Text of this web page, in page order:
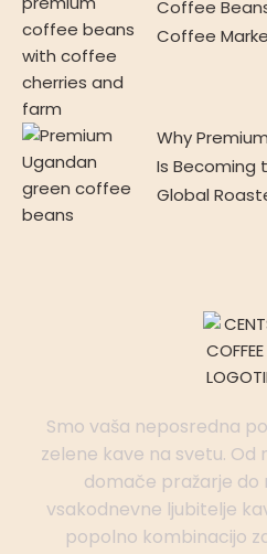
Coffee
Coffee
Why
Is Becoming
Global
Smo vaša neposredna
zelene kave na svetu.
domače pražarje do
vsakodnevne ljubitelje
popolno kombinacijo